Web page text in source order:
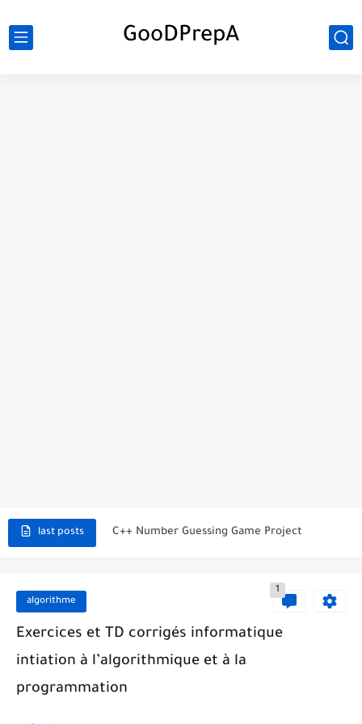
GooDPrepA
last posts C++ Number Guessing Game Project
C++ Simple Text Editor Project
La Communication Oral en PDF
algorithme
1
Exercices et TD corrigés informatique
intiation à l’algorithmique et à la
programmation